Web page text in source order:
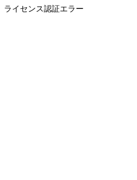
ライセンス認証エラー